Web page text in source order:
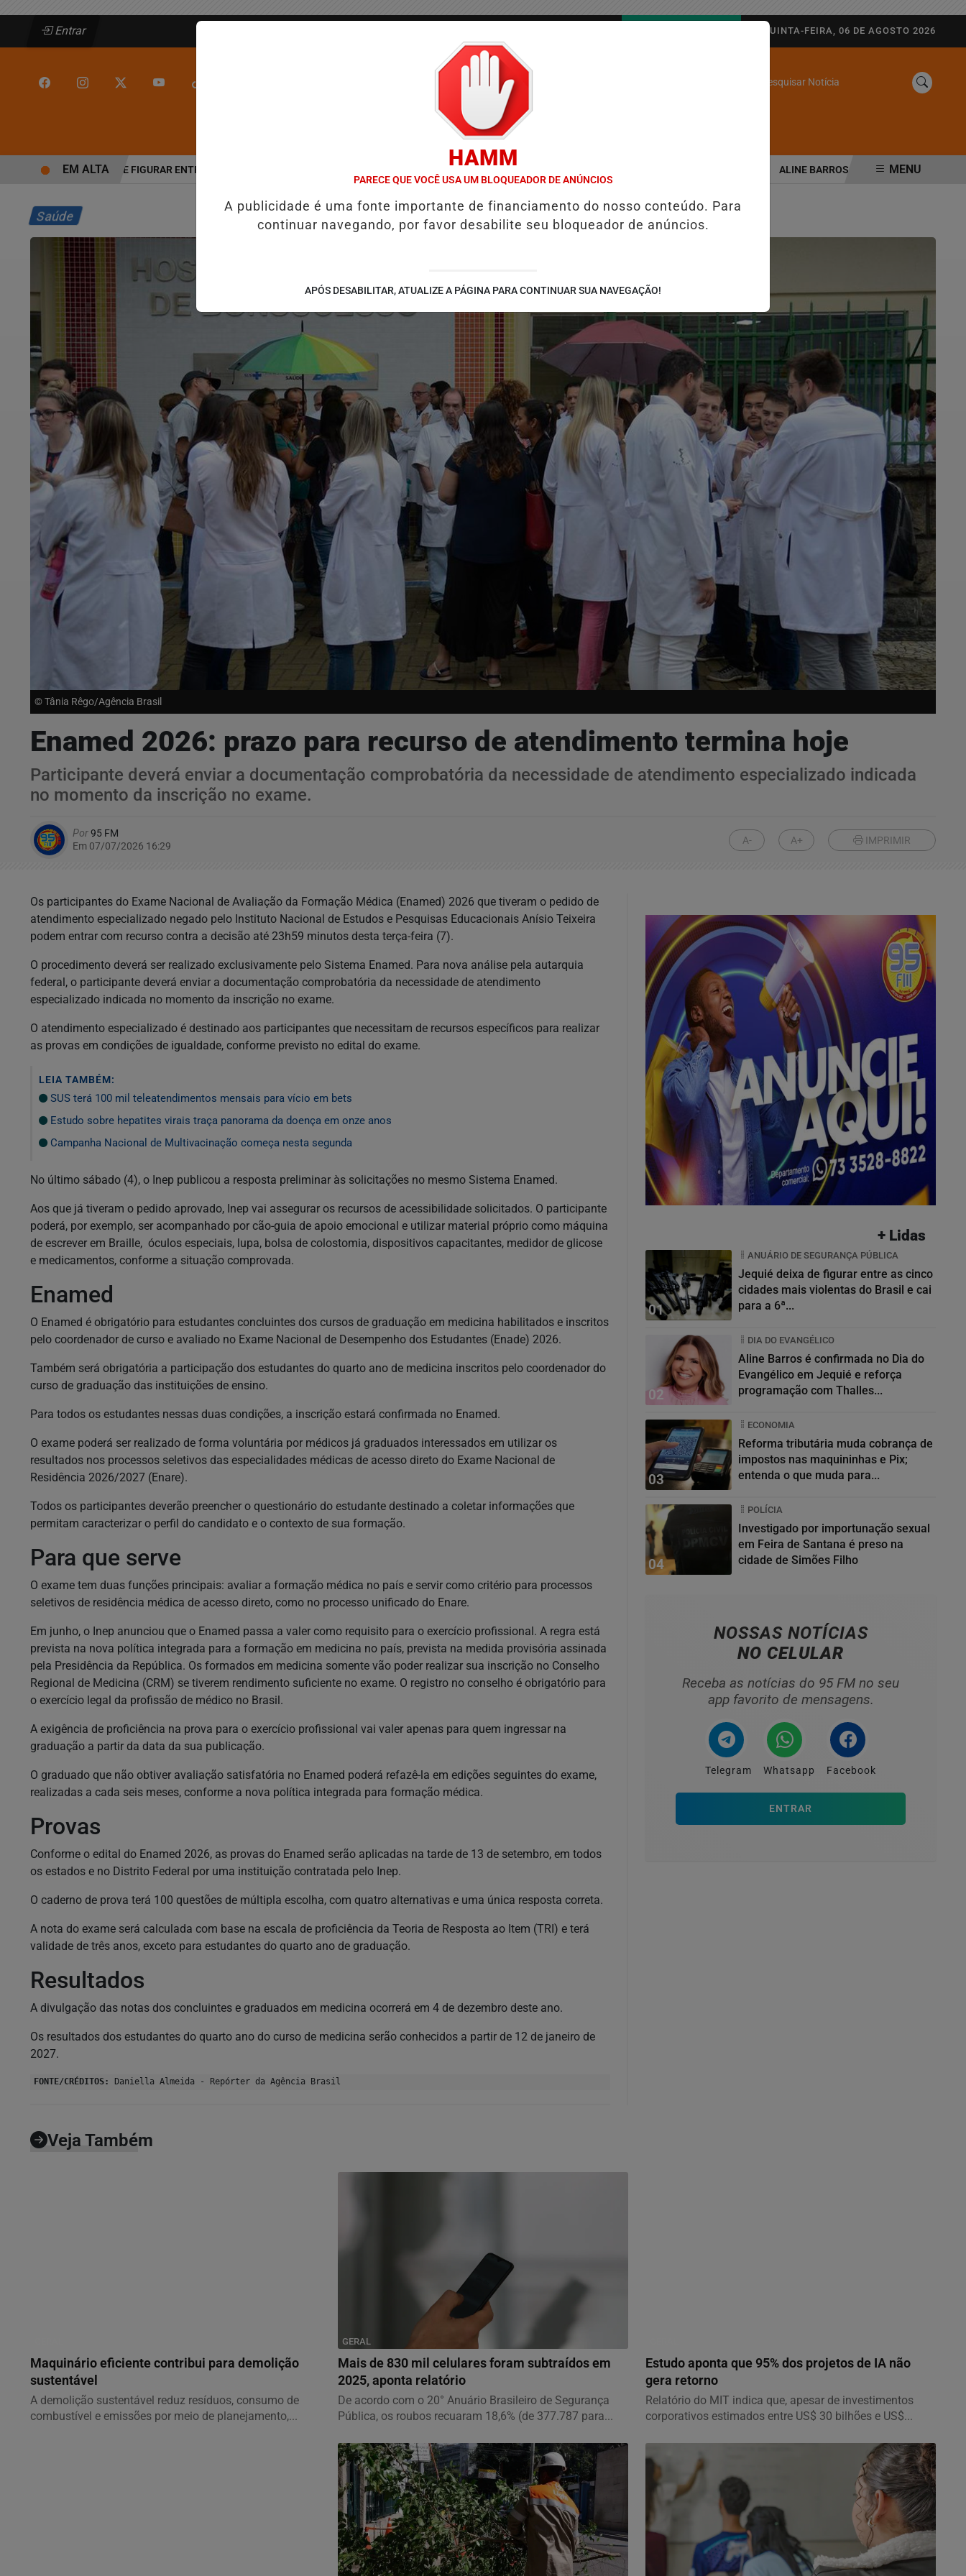
Entrar QUINTA-FEIRA, 06 DE AGOSTO 2026
Pesquisar Notícia
/ PUBLICIDADES LEGAIS
JEQUIÉ DEIXA DE FIGURAR ENTRE AS CINCO CIDADES MAIS VIOLENTAS DO BRASIL E CAI PARA A 6ª POSIÇÃO EM NOVO ANUÁRIO DA SEGURANÇA PÚBLICA ALINE BARROS É CONFIRMADA NO DIA DO
EM ALTA MENU
Saúde
© Tânia Rêgo/Agência Brasil
Enamed 2026: prazo para recurso de atendimento termina hoje
Participante deverá enviar a documentação comprobatória da necessidade de atendimento especializado indicada
no momento da inscrição no exame.
Por95 FM
Em 07/07/2026 16:29
A- A+ IMPRIMIR
Os participantes do Exame Nacional de Avaliação da Formação Médica (Enamed) 2026 que tiveram o pedido de
atendimento especializado negado pelo Instituto Nacional de Estudos e Pesquisas Educacionais Anísio Teixeira
podem entrar com recurso contra a decisão até 23h59 minutos desta terça-feira (7).
O procedimento deverá ser realizado exclusivamente pelo Sistema Enamed. Para nova análise pela autarquia
federal, o participante deverá enviar a documentação comprobatória da necessidade de atendimento
especializado indicada no momento da inscrição no exame.
O atendimento especializado é destinado aos participantes que necessitam de recursos específicos para realizar
as provas em condições de igualdade, conforme previsto no edital do exame.
LEIA TAMBÉM:
SUS terá 100 mil teleatendimentos mensais para vício em bets
Estudo sobre hepatites virais traça panorama da doença em onze anos
Campanha Nacional de Multivacinação começa nesta segunda
No último sábado (4), o Inep publicou a resposta preliminar às solicitações no mesmo Sistema Enamed.
Aos que já tiveram o pedido aprovado, Inep vai assegurar os recursos de acessibilidade solicitados. O participante
poderá, por exemplo, ser acompanhado por cão-guia de apoio emocional e utilizar material próprio como máquina
de escrever em Braille, óculos especiais, lupa, bolsa de colostomia, dispositivos capacitantes, medidor de glicose
e medicamentos, conforme a situação comprovada.
Enamed
O Enamed é obrigatório para estudantes concluintes dos cursos de graduação em medicina habilitados e inscritos
pelo coordenador de curso e avaliado no Exame Nacional de Desempenho dos Estudantes (Enade) 2026.
Também será obrigatória a participação dos estudantes do quarto ano de medicina inscritos pelo coordenador do
curso de graduação das instituições de ensino.
Para todos os estudantes nessas duas condições, a inscrição estará confirmada no Enamed.
O exame poderá ser realizado de forma voluntária por médicos já graduados interessados em utilizar os
resultados nos processos seletivos das especialidades médicas de acesso direto do Exame Nacional de
Residência 2026/2027 (Enare).
Todos os participantes deverão preencher o questionário do estudante destinado a coletar informações que
permitam caracterizar o perfil do candidato e o contexto de sua formação.
Para que serve
O exame tem duas funções principais: avaliar a formação médica no país e servir como critério para processos
seletivos de residência médica de acesso direto, como no processo unificado do Enare.
Em junho, o Inep anunciou que o Enamed passa a valer como requisito para o exercício profissional. A regra está
prevista na nova política integrada para a formação em medicina no país, prevista na medida provisória assinada
pela Presidência da República. Os formados em medicina somente vão poder realizar sua inscrição no Conselho
Regional de Medicina (CRM) se tiverem rendimento suficiente no exame. O registro no conselho é obrigatório para
o exercício legal da profissão de médico no Brasil.
A exigência de proficiência na prova para o exercício profissional vai valer apenas para quem ingressar na
graduação a partir da data da sua publicação.
O graduado que não obtiver avaliação satisfatória no Enamed poderá refazê-la em edições seguintes do exame,
realizadas a cada seis meses, conforme a nova política integrada para formação médica.
Provas
Conforme o edital do Enamed 2026, as provas do Enamed serão aplicadas na tarde de 13 de setembro, em todos
os estados e no Distrito Federal por uma instituição contratada pelo Inep.
O caderno de prova terá 100 questões de múltipla escolha, com quatro alternativas e uma única resposta correta.
A nota do exame será calculada com base na escala de proficiência da Teoria de Resposta ao Item (TRI) e terá
validade de três anos, exceto para estudantes do quarto ano de graduação.
Resultados
A divulgação das notas dos concluintes e graduados em medicina ocorrerá em 4 de dezembro deste ano.
Os resultados dos estudantes do quarto ano do curso de medicina serão conhecidos a partir de 12 de janeiro de
2027.
FONTE/CRÉDITOS: Daniella Almeida - Repórter da Agência Brasil
+ Lidas
01
ANUÁRIO DE SEGURANÇA PÚBLICA
Jequié deixa de figurar entre as cinco
cidades mais violentas do Brasil e cai
para a 6ª...
02
DIA DO EVANGÉLICO
Aline Barros é confirmada no Dia do
Evangélico em Jequié e reforça
programação com Thalles...
03
ECONOMIA
Reforma tributária muda cobrança de
impostos nas maquininhas e Pix;
entenda o que muda para...
04
POLÍCIA
Investigado por importunação sexual
em Feira de Santana é preso na
cidade de Simões Filho
NOSSAS NOTÍCIAS
NO CELULAR
Receba as notícias do 95 FM no seu
app favorito de mensagens.
Telegram Whatsapp Facebook
ENTRAR
Veja Também
GERAL
Mais de 830 mil celulares foram subtraídos em
2025, aponta relatório
De acordo com o 20° Anuário Brasileiro de Segurança
Pública, os roubos recuaram 18,6% (de 377.787 para...
Estudo aponta que 95% dos projetos de IA não
gera retorno
Relatório do MIT indica que, apesar de investimentos
corporativos estimados entre US$ 30 bilhões e US$...
HAMM
PARECE QUE VOCÊ USA UM BLOQUEADOR DE ANÚNCIOS
A publicidade é uma fonte importante de financiamento do nosso conteúdo. Para
continuar navegando, por favor desabilite seu bloqueador de anúncios.
APÓS DESABILITAR, ATUALIZE A PÁGINA PARA CONTINUAR SUA NAVEGAÇÃO!